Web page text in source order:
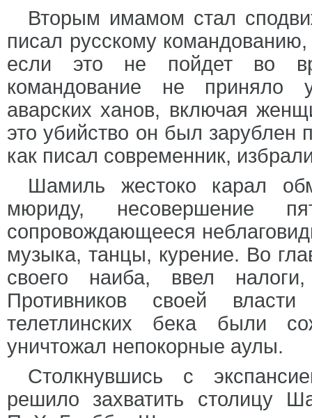
Вторым имамом стал
писал русскому
если это не пойдет во
командование не приняло
аварских ханов, включая
это убийство он был зарублен
как писал современник,
Шамиль жестоко карал
мюриду, несовершение
сопровождающееся
музыка, танцы, курение. Во
своего наиба, ввел
Противников своей
телетлинских бека были
уничтожал непокорные аулы.
Столкнувшись с
решило захватить столицу